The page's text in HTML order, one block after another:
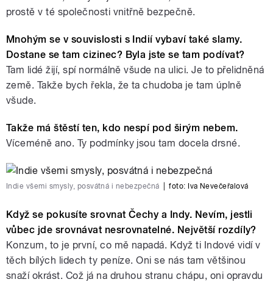
prostě v té společnosti vnitřně bezpečně.
Mnohým se v souvislosti s Indií vybaví také slamy.
Dostane se tam cizinec? Byla jste se tam podívat?
Tam lidé žijí, spí normálně všude na ulici. Je to přelidněná
země. Takže bych řekla, že ta chudoba je tam úplně
všude.
Takže má štěstí ten, kdo nespí pod širým nebem.
Víceméně ano. Ty podmínky jsou tam docela drsné.
Indie všemi smysly, posvátná i nebezpečná foto:Iva Nevečeřalová
Když se pokusíte srovnat Čechy a Indy. Nevím, jestli
vůbec jde srovnávat nesrovnatelné. Největší rozdíly?
Konzum, to je první, co mě napadá. Když ti Indové vidí v
těch bílých lidech ty peníze. Oni se nás tam většinou
snaží okrást. Což já na druhou stranu chápu, oni opravdu